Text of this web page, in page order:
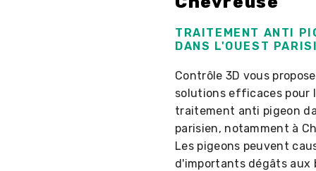
TRAITEMENT ANTI
DANS L'OUEST
Contrôle 3D vous
solutions efficaces pour
traitement anti pigeon
parisien, notamment à
Les pigeons peuvent
d'importants dégâts aux